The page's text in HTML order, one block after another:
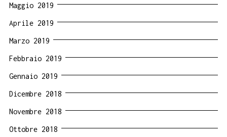
Maggio 2019
Aprile 2019
Marzo 2019
Febbraio 2019
Gennaio 2019
Dicembre 2018
Novembre 2018
Ottobre 2018